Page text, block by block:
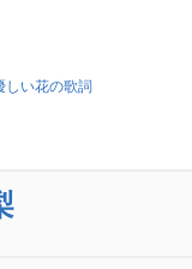
しい花の歌詞